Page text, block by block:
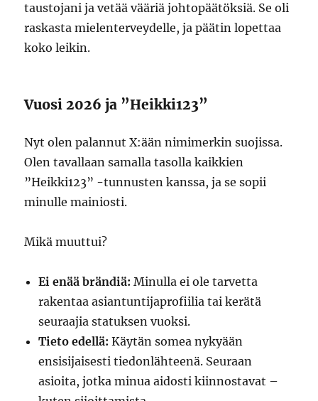
taustojani ja vetää vääriä johtopäätöksiä. Se oli
raskasta mielenterveydelle, ja päätin lopettaa
koko leikin.
Vuosi 2026 ja ”Heikki123”
Nyt olen palannut X:ään nimimerkin suojissa.
Olen tavallaan samalla tasolla kaikkien
”Heikki123” -tunnusten kanssa, ja se sopii
minulle mainiosti.
Mikä muuttui?
Ei enää brändiä: Minulla ei ole tarvetta
rakentaa asiantuntijaprofiilia tai kerätä
seuraajia statuksen vuoksi.
Tieto edellä: Käytän somea nykyään
ensisijaisesti tiedonlähteenä. Seuraan
asioita, jotka minua aidosti kiinnostavat –